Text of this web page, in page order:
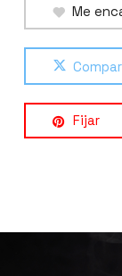
Me
Fijar